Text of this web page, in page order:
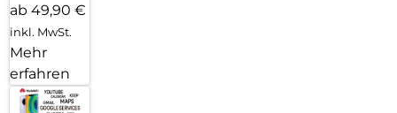
ab 49,90 €
inkl. MwSt.
Mehr
erfahren